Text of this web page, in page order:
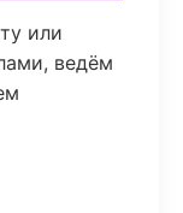
или
ведём